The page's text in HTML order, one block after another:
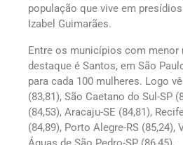
população que vive em
Izabel Guimarães.
Entre os municípios com menor
destaque é Santos, em São
para cada 100 mulheres. Logo
(83,81), São Caetano do Sul-SP
(84,53), Aracaju-SE (84,81),
(84,89), Porto Alegre-RS (85,24),